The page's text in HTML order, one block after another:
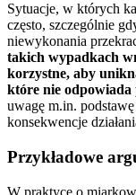
Sytuacje, w których
często, szczególnie
niewykonania
takich wypadkach
korzystne, aby
które nie odpowiada
uwagę m.in.
konsekwencje
Przykładowe
W praktyce o